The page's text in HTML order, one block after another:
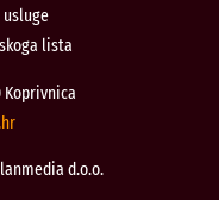
lista
Koprivnica
d.o.o.